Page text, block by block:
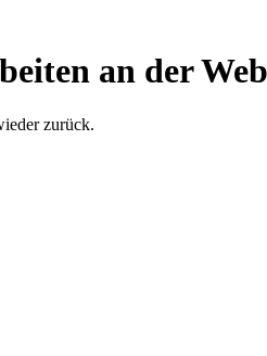
an der
zurück.